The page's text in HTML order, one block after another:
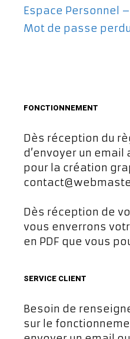
Espace Personnel
Mot de passe
FONCTIONNEMENT
Dès réception du
d’envoyer un
pour la création
Dès réception de
vous enverrons
en PDF que vous
SERVICE CLIENT
Besoin de
sur le